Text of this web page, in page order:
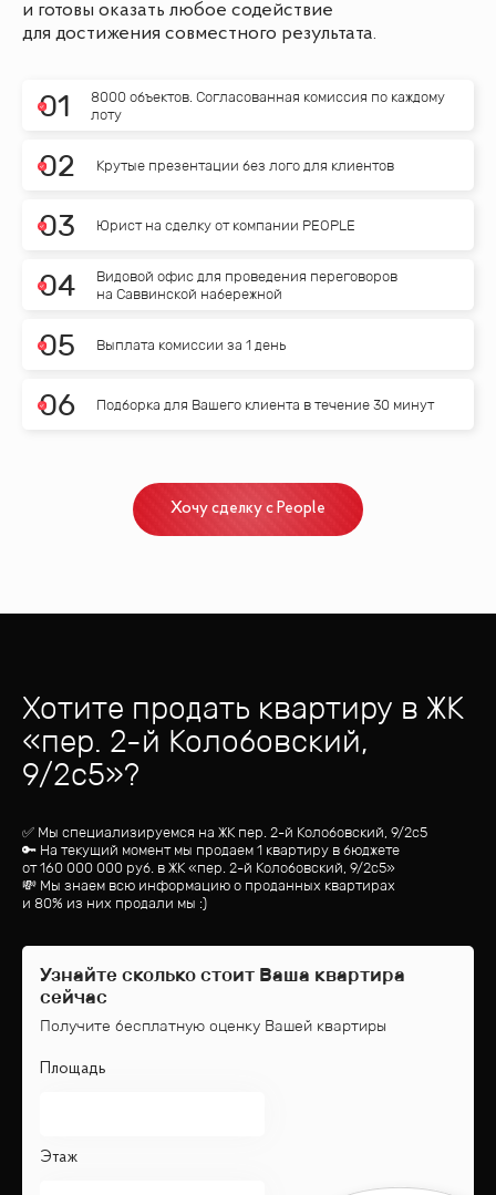
и готовы оказать любое содействие
для достижения совместного результата.
01
8000 объектов. Согласованная комиссия по каждому
лоту
02 Крутые презентации без лого для клиентов
03 Юрист на сделку от компании PEOPLE
04
Видовой офис для проведения переговоров
на Саввинской набережной
05 Выплата комиссии за 1 день
06 Подборка для Вашего клиента в течение 30 минут
Хочу сделку с People
Хотите продать квартиру в ЖК
«пер. 2-й Колобовский,
9/2с5»?
✅ Мы специализируемся на ЖК пер. 2-й Колобовский, 9/2с5
🔑 На текущий момент мы продаем 1 квартиру в бюджете
от160 000 000 руб. в ЖК «пер. 2-й Колобовский, 9/2с5»
💸 Мы знаем всю информацию о проданных квартирах
и 80% из них продали мы :)
Узнайте сколько стоит Ваша квартира
сейчас
Получите бесплатную оценку Вашей квартиры
Площадь
Этаж